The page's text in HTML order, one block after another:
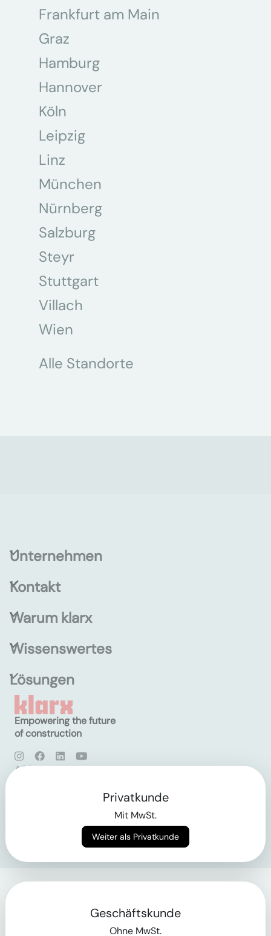
Frankfurt am Main
Graz
Hamburg
Hannover
Köln
Leipzig
Linz
München
Nürnberg
Salzburg
Steyr
Stuttgart
Villach
Wien
Alle Standorte
Unternehmen
Kontakt
Warum klarx
Wissenswertes
Lösungen
Empowering the future
of construction
AGB
Privatkunde
Mit MwSt.
Weiter als Privatkunde
Geschäftskunde
Ohne MwSt.